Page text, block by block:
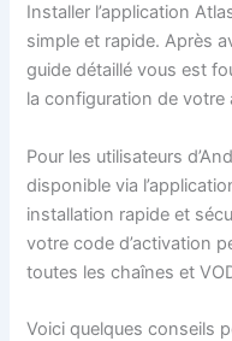
Installer l’application
simple et rapide. Après
guide détaillé vous est
la configuration de votre
Pour les utilisateurs
disponible via
installation rapide et
votre code d’activation
toutes les chaînes et
Voici quelques conseils